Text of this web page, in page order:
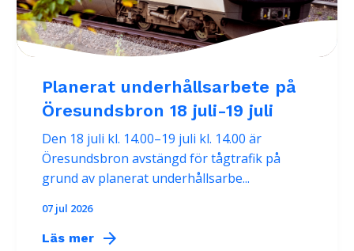
Planerat underhållsarbete på
Öresundsbron 18 juli-19 juli
Den 18 juli kl. 14.00–19 juli kl. 14.00 är
Öresundsbron avstängd för tågtrafik på
grund av planerat underhållsarbe...
07 jul 2026
Läs mer arrow_forward